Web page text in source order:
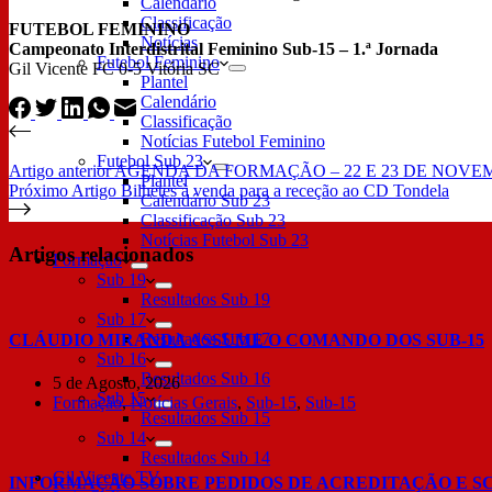
Classificação
Notícias
Futebol Feminino
Plantel
Calendário
Classificação
Notícias Futebol Feminino
Futebol Sub 23
Plantel
Calendário Sub 23
Classificação Sub 23
Notícias Futebol Sub 23
Formação
Sub 19
Resultados Sub 19
Sub 17
Resultados Sub 17
Sub 16
Resultados Sub 16
Sub 15
Resultados Sub 15
Sub 14
Resultados Sub 14
Gil Vicente TV
FUTEBOL FEMININO
Campeonato Interdistrital Feminino Sub-15 – 1.ª Jornada
Gil Vicente FC 0-5 Vitória SC
Artigo anteriorAGENDA DA FORMAÇÃO – 22 E 23 DE
Próximo Artigo Bilhetes à venda para a receção ao CD Tondela
Artigos relacionados
CLÁUDIO MIRANDA ASSUME O COMANDO DOS SUB-15
5 de Agosto, 2026
Formação,Notícias Gerais, Sub-15, Sub-15
INFORMAÇÃO SOBRE PEDIDOS DE ACREDITAÇÃO E